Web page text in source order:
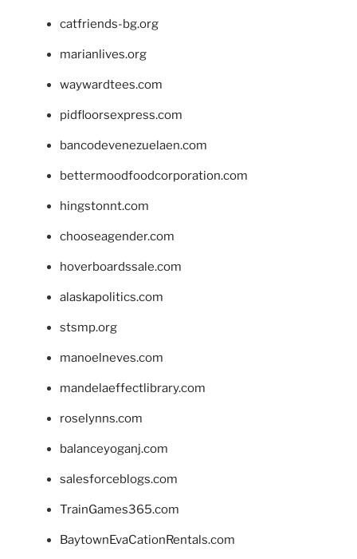
catfriends-bg.org
marianlives.org
waywardtees.com
pidfloorsexpress.com
bancodevenezuelaen.com
bettermoodfoodcorporation.com
hingstonnt.com
chooseagender.com
hoverboardssale.com
alaskapolitics.com
stsmp.org
manoelneves.com
mandelaeffectlibrary.com
roselynns.com
balanceyoganj.com
salesforceblogs.com
TrainGames365.com
BaytownEvaCationRentals.com